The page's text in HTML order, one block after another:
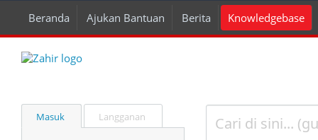
Beranda Ajukan Bantuan Berita Knowledgebase
Masuk Langganan